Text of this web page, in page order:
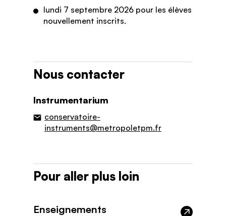
lundi 7 septembre 2026 pour les élèves
nouvellement inscrits.
Nous contacter
Instrumentarium
conservatoire-
instruments@metropoletpm.fr
Pour aller plus loin
Enseignements